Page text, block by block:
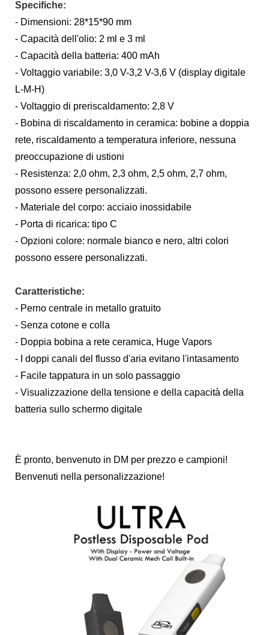
Specifiche:
- Dimensioni: 28*15*90 mm
- Capacità dell'olio: 2 ml e 3 ml
- Capacità della batteria: 400 mAh
- Voltaggio variabile: 3,0 V-3,2 V-3,6 V (display digitale
L-M-H)
- Voltaggio di preriscaldamento: 2,8 V
- Bobina di riscaldamento in ceramica: bobine a doppia
rete, riscaldamento a temperatura inferiore, nessuna
preoccupazione di ustioni
- Resistenza: 2,0 ohm, 2,3 ohm, 2,5 ohm, 2,7 ohm,
possono essere personalizzati.
- Materiale del corpo: acciaio inossidabile
- Porta di ricarica: tipo C
- Opzioni colore: normale bianco e nero, altri colori
possono essere personalizzati.
Caratteristiche:
- Perno centrale in metallo gratuito
- Senza cotone e colla
- Doppia bobina a rete ceramica, Huge Vapors
- I doppi canali del flusso d'aria evitano l'intasamento
- Facile tappatura in un solo passaggio
- Visualizzazione della tensione e della capacità della
batteria sullo schermo digitale
È pronto, benvenuto in DM per prezzo e campioni!
Benvenuti nella personalizzazione!